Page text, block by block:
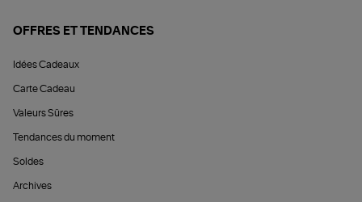
OFFRES ET TENDANCES
Idées Cadeaux
Carte Cadeau
Valeurs Sûres
Tendances du moment
Soldes
Archives